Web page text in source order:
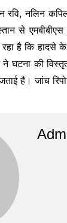
रवि, नलिन
से
रहा है कि
घटना की
है। जांच